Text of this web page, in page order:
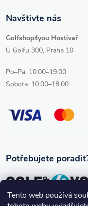
Tento web používá
Navštivte nás
Golfshop4you Hostivař
U Golfu 300, Praha 10
Po–Pá: 10:00–19:00
Sobota: 10:00–18:00
Potřebujete